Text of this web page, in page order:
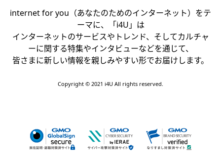
internet for you（あなたのためのインターネット）をテ
ーマに、「i4U」は
インターネットのサービスやトレンド、そしてカルチャ
ーに関する特集やインタビューなどを通じて、
皆さまに新しい情報を親しみやすい形でお届けします。
Copyright © 2021 i4U All rights reserved.